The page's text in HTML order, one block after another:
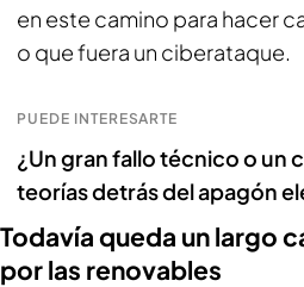
en este camino para hacer
o que fuera un ciberataque.
PUEDE INTERESARTE
¿Un gran fallo técnico o un
teorías detrás del apagón
Todavía queda un largo
por las renovables